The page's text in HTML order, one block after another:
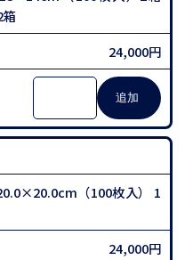
24,000円
（100枚入） 1
24,000円